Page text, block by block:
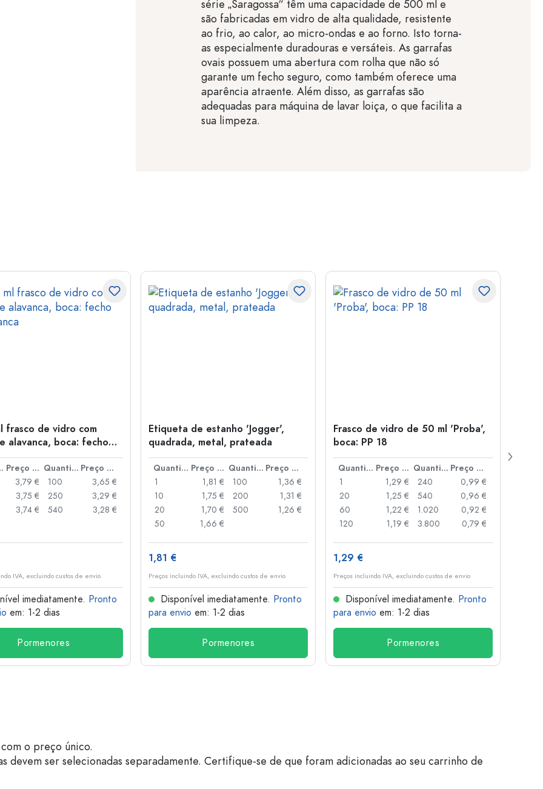
série „Saragossa“ têm uma capacidade de 500 ml e
são fabricadas em vidro de alta qualidade, resistente
ao frio, ao calor, ao micro-ondas e ao forno. Isto torna-
as especialmente duradouras e versáteis. As garrafas
ovais possuem uma abertura com rolha que não só
garante um fecho seguro, como também oferece uma
aparência atraente. Além disso, as garrafas são
adequadas para máquina de lavar loiça, o que facilita a
sua limpeza.
frasco de vidro com
alavanca, boca: fecho
Preço por peça Quantidade
Preço por peça
3,79 €
3,75 €
3,74 €
100
3,65 €
250
3,29 €
540
3,28 €
IVA, excluindo custos de envio
imediatamente. Pronto
em: 1-2 dias
Pormenores
Etiqueta de estanho 'Jogger',
quadrada, metal, prateada
Quantidade Preço por peça Quantidade
Preço por peça
1
1,81 €
10
1,75 €
20
1,70 €
50
1,66 €
100
1,36 €
200
1,31 €
500
1,26 €
1,81 €
Preços incluindo IVA, excluindo custos de envio
Disponível imediatamente. Pronto
para envio em: 1-2 dias
Pormenores
Frasco de vidro de 50 ml 'Proba',
boca: PP 18
Quantidade Preço por peça Quantidade
Preço por peça
1
1,29 €
20
1,25 €
60
1,22 €
120
1,19 €
240
0,99 €
540
0,96 €
1.020
0,92 €
3.800
0,79 €
1,29 €
Preços incluindo IVA, excluindo custos de envio
Disponível imediatamente. Pronto
para envio em: 1-2 dias
Pormenores
o preço único.
devem ser selecionadas separadamente. Certifique-se de que foram adicionadas ao seu carrinho de